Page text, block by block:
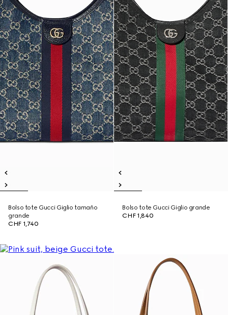
Bolso tote Gucci Giglio tamaño
grande
CHF 1,740
Bolso tote Gucci Giglio grande
CHF 1,840